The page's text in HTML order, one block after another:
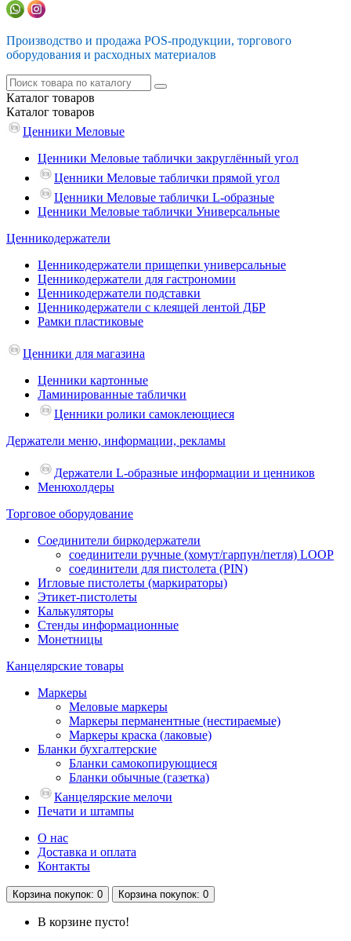
Производство и продажа POS-продукции, торгового
оборудования и расходных материалов
Каталог товаров
Каталог товаров
Ценники Меловые
Ценники Меловые таблички закруглённый угол
Ценники Меловые таблички прямой угол
Ценники Меловые таблички L-образные
Ценники Меловые таблички Универсальные
Ценникодержатели
Ценникодержатели прищепки универсальные
Ценникодержатели для гастрономии
Ценникодержатели подставки
Ценникодержатели с клеящей лентой ДБР
Рамки пластиковые
Ценники для магазина
Ценники картонные
Ламинированные таблички
Ценники ролики самоклеющиеся
Держатели меню, информации, рекламы
Держатели L-образные информации и ценников
Менюхолдеры
Торговое оборудование
Соединители биркодержатели
соединители ручные (хомут/гарпун/петля) LOOP
соединители для пистолета (PIN)
Игловые пистолеты (маркираторы)
Этикет-пистолеты
Калькуляторы
Стенды информационные
Монетницы
Канцелярские товары
Маркеры
Меловые маркеры
Маркеры перманентные (нестираемые)
Маркеры краска (лаковые)
Бланки бухгалтерские
Бланки самокопирующиеся
Бланки обычные (газетка)
Канцелярские мелочи
Печати и штампы
О нас
Доставка и оплата
Контакты
Корзинапокупок: 0 Корзинапокупок: 0
В корзине пусто!